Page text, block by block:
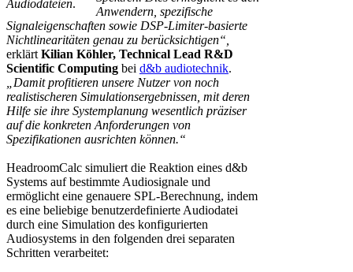
Audiodateien.
Anwendern, spezifische
Signaleigenschaften sowie DSP-Limiter-basierte
Nichtlinearitäten genau zu berücksichtigen“,
erklärt Kilian Köhler, Technical Lead R&D
Scientific Computing bei d&b audiotechnik.
„Damit profitieren unsere Nutzer von noch
realistischeren Simulationsergebnissen, mit deren
Hilfe sie ihre Systemplanung wesentlich präziser
auf die konkreten Anforderungen von
Spezifikationen ausrichten können.“
HeadroomCalc simuliert die Reaktion eines d&b
Systems auf bestimmte Audiosignale und
ermöglicht eine genauere SPL-Berechnung, indem
es eine beliebige benutzerdefinierte Audiodatei
durch eine Simulation des konfigurierten
Audiosystems in den folgenden drei separaten
Schritten verarbeitet: